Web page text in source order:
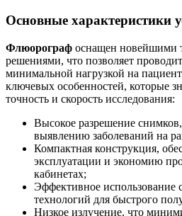
Основные характеристики
Флюорограф оснащен новейшими
решениями, что позволяет
минимальной нагрузкой на
ключевых особенностей, которые
точность и скорость исследования:
Высокое разрешение
выявлению заболеваний на
Компактная конструкция,
эксплуатации и экономию
кабинетах;
Эффективное
технологий для быстрого
Низкое излучение, что